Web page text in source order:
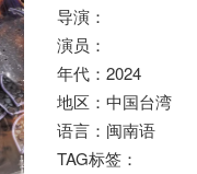
导演：
演员：
年代：2024
地区：中国台湾
语言：闽南语
TAG标签：